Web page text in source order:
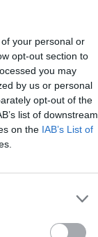
your personal or
opt-out section to
you may
by us or personal
opt-out of the
list of downstream
on the IAB’s List of